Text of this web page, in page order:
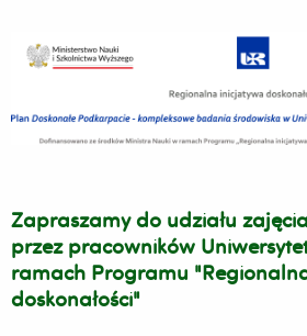
Zapraszamy do udziału
przez pracowników
ramach Programu
doskonałości"